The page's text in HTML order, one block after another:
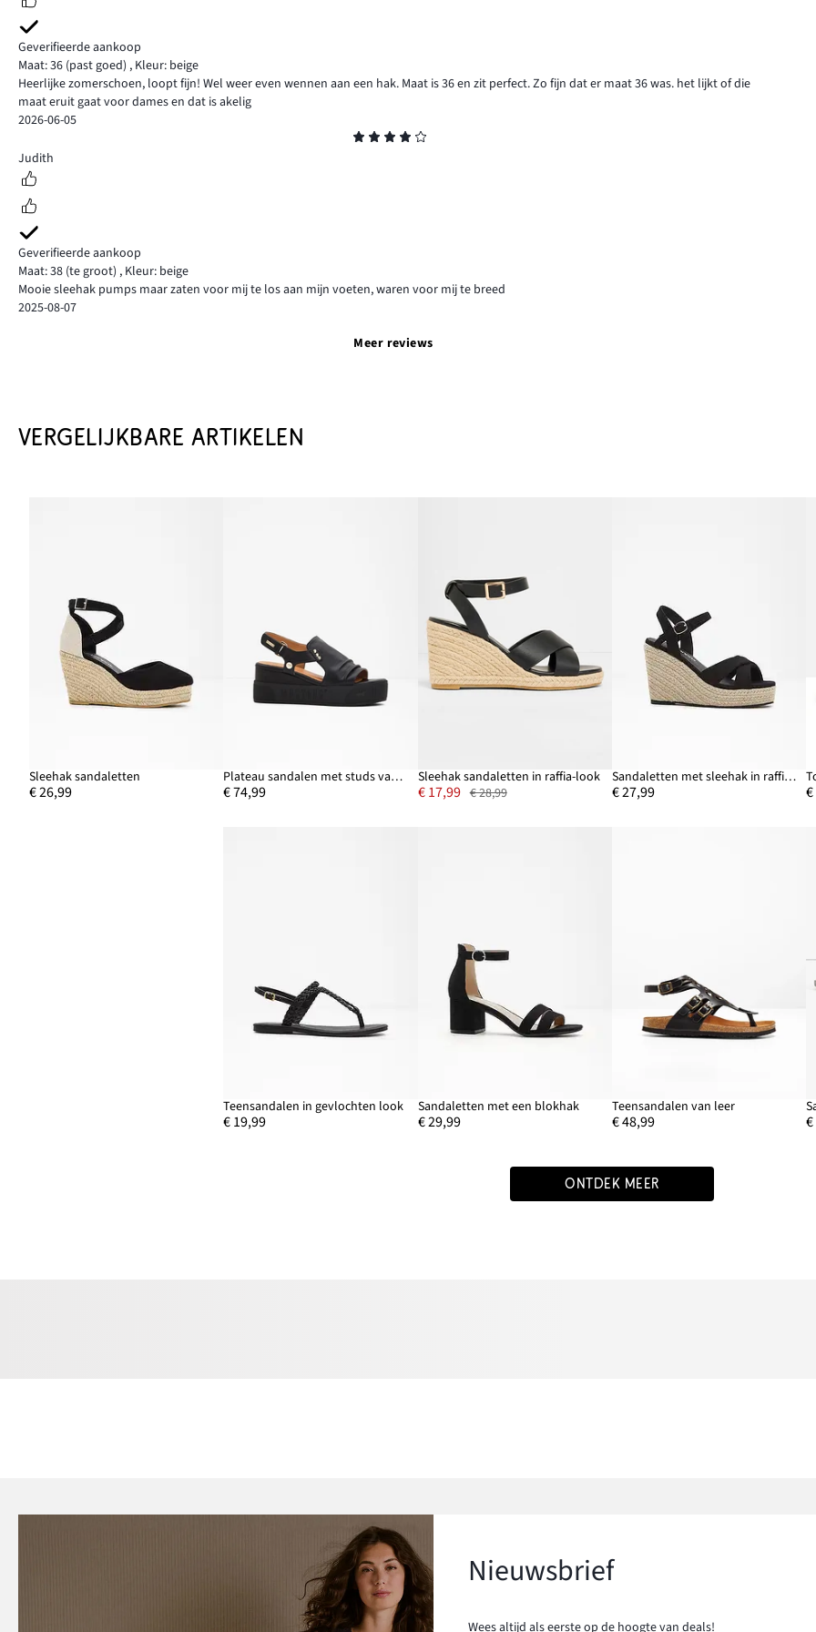
Geverifieerde aankoop
Maat: 36 (past goed) , Kleur: beige
Heerlijke zomerschoen, loopt fijn! Wel weer even wennen aan een hak. Maat is 36 en zit perfect. Zo fijn dat er maat 36 was. het lijkt of die
maat eruit gaat voor dames en dat is akelig
2026-06-05
4
Judith
Geverifieerde aankoop
Maat: 38 (te groot) , Kleur: beige
Mooie sleehak pumps maar zaten voor mij te los aan mijn voeten, waren voor mij te breed
2025-08-07
Meer reviews
VERGELIJKBARE ARTIKELEN
Sleehak sandaletten
€ 26,99
Plateau sandalen met studs van Mustang
€ 74,99
Sleehak sandaletten in raffia-look
€ 17,99 € 28,99
Sandaletten met sleehak in raffia-look
€ 27,99
Teensandalen in gevlochten look
€ 19,99
Sandaletten met een blokhak
€ 29,99
Teensandalen van leer
€ 48,99
ONTDEK MEER
Nieuwsbrief
Wees altijd als eerste op de hoogte van deals!